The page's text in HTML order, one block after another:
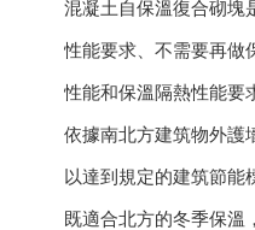
混凝土自保溫復合砌塊
性能要求、不需要再做
性能和保溫隔熱性能要
依據南北方建筑物外護
以達到規定的建筑節能
既適合北方的冬季保溫